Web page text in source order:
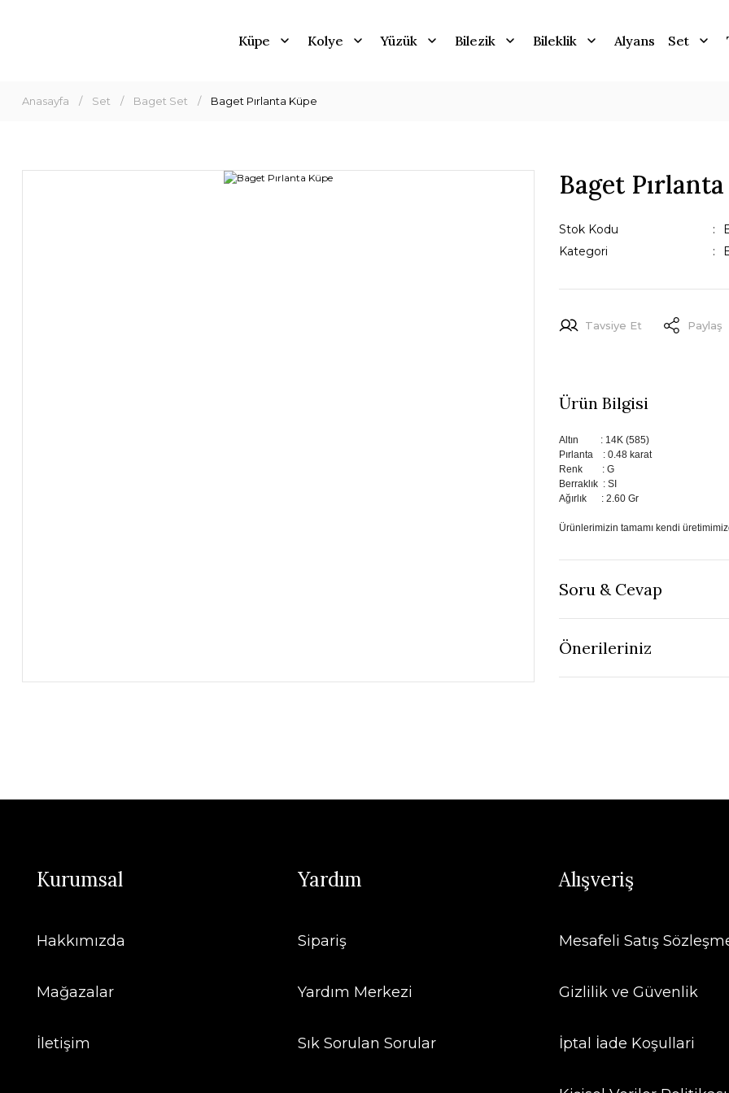
Küpe Kolye Yüzük Bilezik Bileklik Alyans Set
Anasayfa Set Baget Set Baget Pırlanta Küpe
Baget
Stok Kodu
Kategori
Tavsiye Et Paylaş
Ürün Bilgisi
Altın : 14K (585)
Pırlanta : 0.48 karat
Renk : G
Berraklık : SI
Ağırlık : 2.60 Gr
Ürünlerimizin tamamı kendi
Soru & Cevap
Önerileriniz
Kurumsal
Hakkımızda
Mağazalar
İletişim
Yardım
Sipariş
Yardım Merkezi
Sık Sorulan Sorular
Alışveriş
Mesafeli Satış
Gizlilik ve Güvenlik
İptal İade Koşullari